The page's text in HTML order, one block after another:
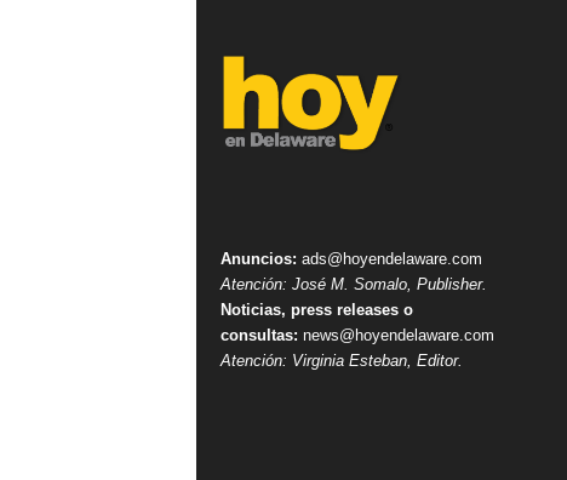
Anuncios: ads@hoyendelaware.com
Atención: José M. Somalo, Publisher.
Noticias, press releases o
consultas: news@hoyendelaware.com
Atención: Virginia Esteban, Editor.